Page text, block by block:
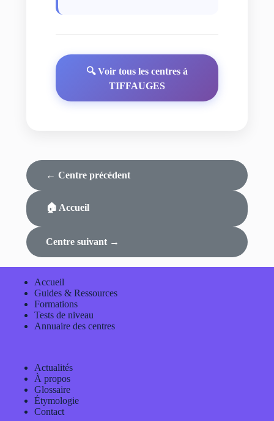
🔍 Voir tous les centres à
TIFFAUGES
← Centre précédent
🏠 Accueil
Centre suivant →
Accueil
Guides & Ressources
Formations
Tests de niveau
Annuaire des centres
Actualités
À propos
Glossaire
Étymologie
Contact